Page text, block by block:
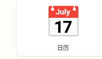
📅
日历